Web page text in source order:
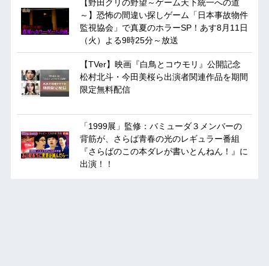
【野田クリの野望～ゲーム天下統一への道
～】恐怖の間違い探しゲーム「日本事故物件
監視協会」で真夏のホラーSP！あす8月11日
（火）よる9時25分～放送
【TVer】映画『白鳥とコウモリ』公開記念
松村北斗・今田美桜ら出演者関連作品を期間
限定無料配信
「1999展」監修：バミューダ３メンバーの
背筋が、さらば青春の光のレギュラー番組
『さらばのこの本ダレが書いとんねん！』に
出演！！